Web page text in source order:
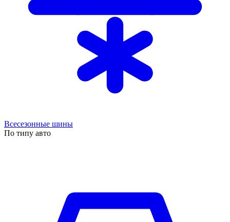
Всесезонные шины
По типу авто